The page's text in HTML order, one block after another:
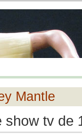
Mantle
show tv de